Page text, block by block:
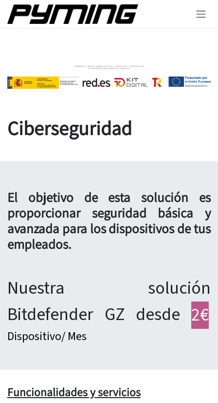
Ir al contenido
Ciberseguridad
El objetivo de esta solución es
proporcionar seguridad básica y
avanzada para los dispositivos de tus
empleados.
Nuestra solución
Bitdefender GZ desde 2€
Dispositivo/ Mes
Funcionalidades y servicios